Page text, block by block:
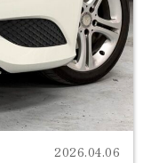
2026.04.06